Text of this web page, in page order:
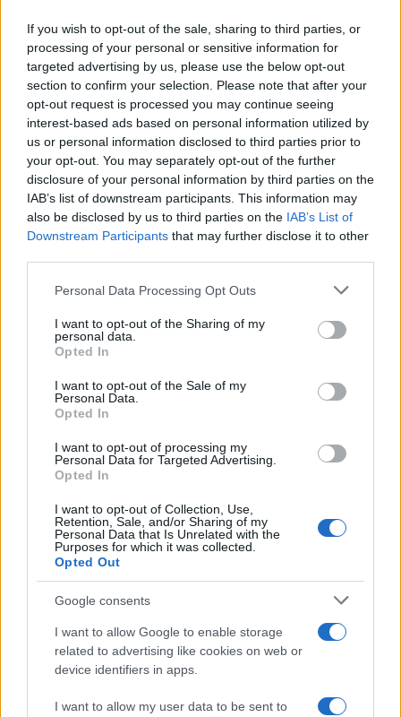
If you wish to opt-out of the sale, sharing to third parties, or
processing of your personal or sensitive information for
targeted advertising by us, please use the below opt-out
section to confirm your selection. Please note that after your
opt-out request is processed you may continue seeing
interest-based ads based on personal information utilized by
us or personal information disclosed to third parties prior to
your opt-out. You may separately opt-out of the further
disclosure of your personal information by third parties on the
IAB’s list of downstream participants. This information may
also be disclosed by us to third parties on the IAB’s List of
Downstream Participants that may further disclose it to other
Please note that this website/app uses one or more Google
not limited to your visit or usage behaviour. You may click to
grant or deny consent to Google and its third-party tags to
use your data for below specified purposes in below Google
consent section.
Personal Data Processing Opt Outs
I want to opt-out of the Sharing of my
personal data.
Opted In
I want to opt-out of the Sale of my
Personal Data.
Opted In
I want to opt-out of processing my
Personal Data for Targeted Advertising.
Opted In
I want to opt-out of Collection, Use,
Retention, Sale, and/or Sharing of my
Personal Data that Is Unrelated with the
Purposes for which it was collected.
Opted Out
Google consents
I want to allow Google to enable storage
related to advertising like cookies on web or
device identifiers in apps.
I want to allow my user data to be sent to
Notizie in tempo reale?
Entra nel canale telegram di
GalluraOggi.it
Ricevi le nostre ultime news
Condividi l'articolo
F
a
ce
b
o
o
k
T
w
it
te
r
Pi
n
te
re
st
W
at
s
A
p
p
S
a
re
Articolo precedente
Prossimo articolo
NOTIZIE RECENTI
Le previsioni meteo per il weekend a Olbia e in
Michelle Hunziker in Gallura, bella anche dal
vivo: un amico vip svela come fa